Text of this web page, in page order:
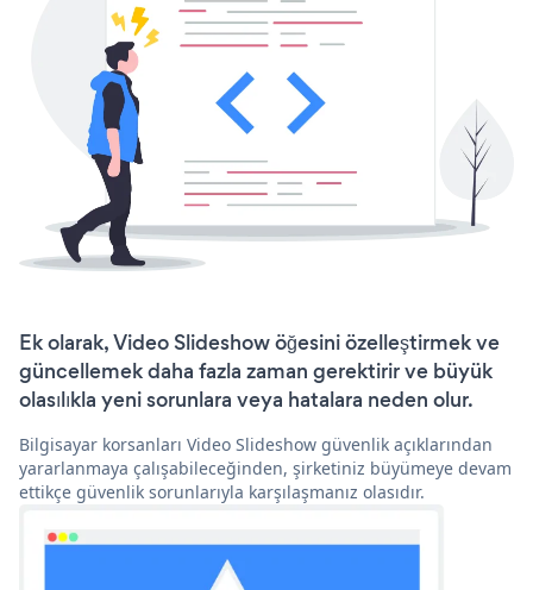
Ek olarak, Video Slideshow öğesini özelleştirmek ve
güncellemek daha fazla zaman gerektirir ve büyük
olasılıkla yeni sorunlara veya hatalara neden olur.
Bilgisayar korsanları Video Slideshow güvenlik açıklarından
yararlanmaya çalışabileceğinden, şirketiniz büyümeye devam
ettikçe güvenlik sorunlarıyla karşılaşmanız olasıdır.